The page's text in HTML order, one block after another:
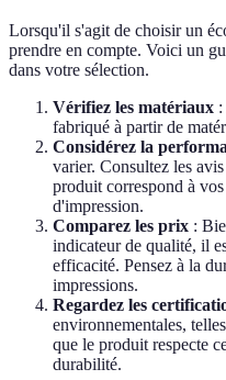
Lorsqu'il s'agit de choisir un
prendre en compte. Voici un
dans votre sélection.
Vérifiez les matériaux
fabriqué à partir de
Considérez la
varier. Consultez les
produit correspond à
d'impression.
Comparez les prix :
indicateur de qualité, il
efficacité. Pensez à la
impressions.
Regardez les
environnementales,
que le produit respecte
durabilité.